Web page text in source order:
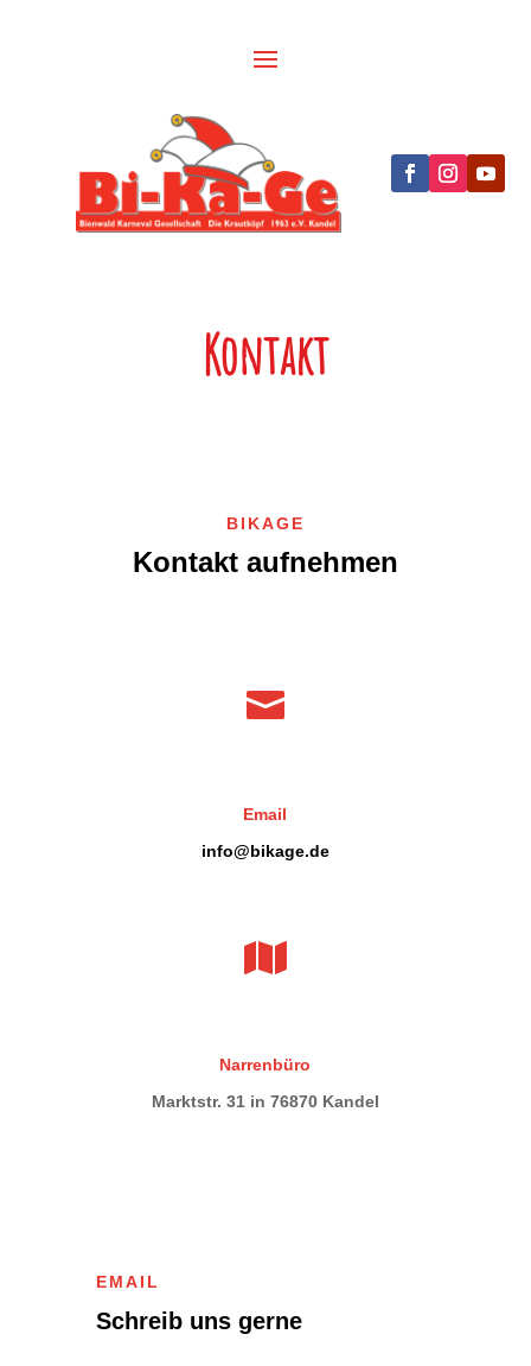
Kontakt
BIKAGE
Kontakt aufnehmen

Email
info@bikage.de

Narrenbüro
Marktstr. 31 in 76870 Kandel
EMAIL
Schreib uns gerne